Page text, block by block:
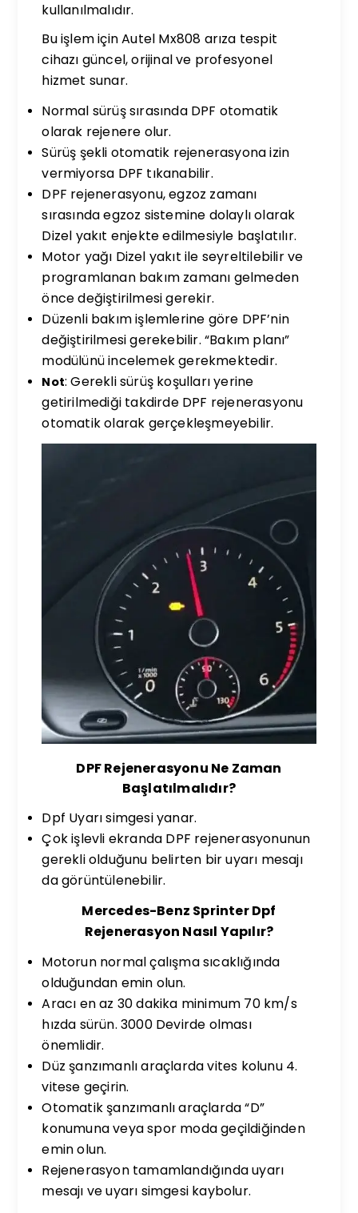
kullanılmalıdır.
Bu işlem için Autel Mx808 arıza tespit
cihazı güncel, orijinal ve profesyonel
hizmet sunar.
Normal sürüş sırasında DPF otomatik
olarak rejenere olur.
Sürüş şekli otomatik rejenerasyona izin
vermiyorsa DPF tıkanabilir.
DPF rejenerasyonu, egzoz zamanı
sırasında egzoz sistemine dolaylı olarak
Dizel yakıt enjekte edilmesiyle başlatılır.
Motor yağı Dizel yakıt ile seyreltilebilir ve
programlanan bakım zamanı gelmeden
önce değiştirilmesi gerekir.
Düzenli bakım işlemlerine göre DPF’nin
değiştirilmesi gerekebilir. “Bakım planı”
modülünü incelemek gerekmektedir.
Not: Gerekli sürüş koşulları yerine
getirilmediği takdirde DPF rejenerasyonu
otomatik olarak gerçekleşmeyebilir.
DPF Rejenerasyonu Ne Zaman
Başlatılmalıdır?
Dpf Uyarı simgesi yanar.
Çok işlevli ekranda DPF rejenerasyonunun
gerekli olduğunu belirten bir uyarı mesajı
da görüntülenebilir.
Mercedes-Benz Sprinter Dpf
Rejenerasyon Nasıl Yapılır?
Motorun normal çalışma sıcaklığında
olduğundan emin olun.
Aracı en az 30 dakika minimum 70 km/s
hızda sürün. 3000 Devirde olması
önemlidir.
Düz şanzımanlı araçlarda vites kolunu 4.
vitese geçirin.
Otomatik şanzımanlı araçlarda “D”
konumuna veya spor moda geçildiğinden
emin olun.
Rejenerasyon tamamlandığında uyarı
mesajı ve uyarı simgesi kaybolur.